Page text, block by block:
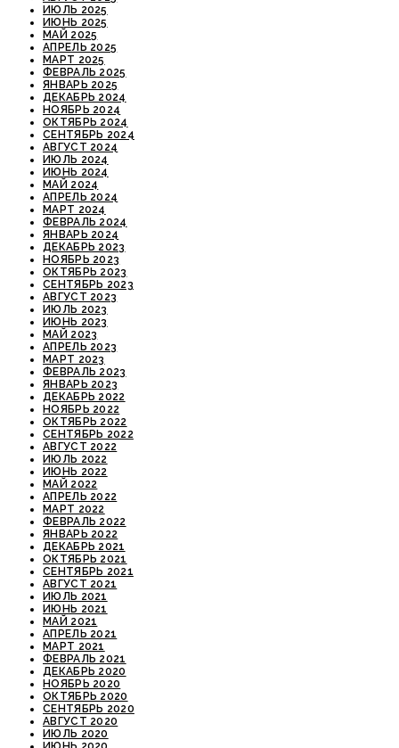
ИЮЛЬ 2025
ИЮНЬ 2025
МАЙ 2025
АПРЕЛЬ 2025
МАРТ 2025
ФЕВРАЛЬ 2025
ЯНВАРЬ 2025
ДЕКАБРЬ 2024
НОЯБРЬ 2024
ОКТЯБРЬ 2024
СЕНТЯБРЬ 2024
АВГУСТ 2024
ИЮЛЬ 2024
ИЮНЬ 2024
МАЙ 2024
АПРЕЛЬ 2024
МАРТ 2024
ФЕВРАЛЬ 2024
ЯНВАРЬ 2024
ДЕКАБРЬ 2023
НОЯБРЬ 2023
ОКТЯБРЬ 2023
СЕНТЯБРЬ 2023
АВГУСТ 2023
ИЮЛЬ 2023
ИЮНЬ 2023
МАЙ 2023
АПРЕЛЬ 2023
МАРТ 2023
ФЕВРАЛЬ 2023
ЯНВАРЬ 2023
ДЕКАБРЬ 2022
НОЯБРЬ 2022
ОКТЯБРЬ 2022
СЕНТЯБРЬ 2022
АВГУСТ 2022
ИЮЛЬ 2022
ИЮНЬ 2022
МАЙ 2022
АПРЕЛЬ 2022
МАРТ 2022
ФЕВРАЛЬ 2022
ЯНВАРЬ 2022
ДЕКАБРЬ 2021
ОКТЯБРЬ 2021
СЕНТЯБРЬ 2021
АВГУСТ 2021
ИЮЛЬ 2021
ИЮНЬ 2021
МАЙ 2021
АПРЕЛЬ 2021
МАРТ 2021
ФЕВРАЛЬ 2021
ДЕКАБРЬ 2020
НОЯБРЬ 2020
ОКТЯБРЬ 2020
СЕНТЯБРЬ 2020
АВГУСТ 2020
ИЮЛЬ 2020